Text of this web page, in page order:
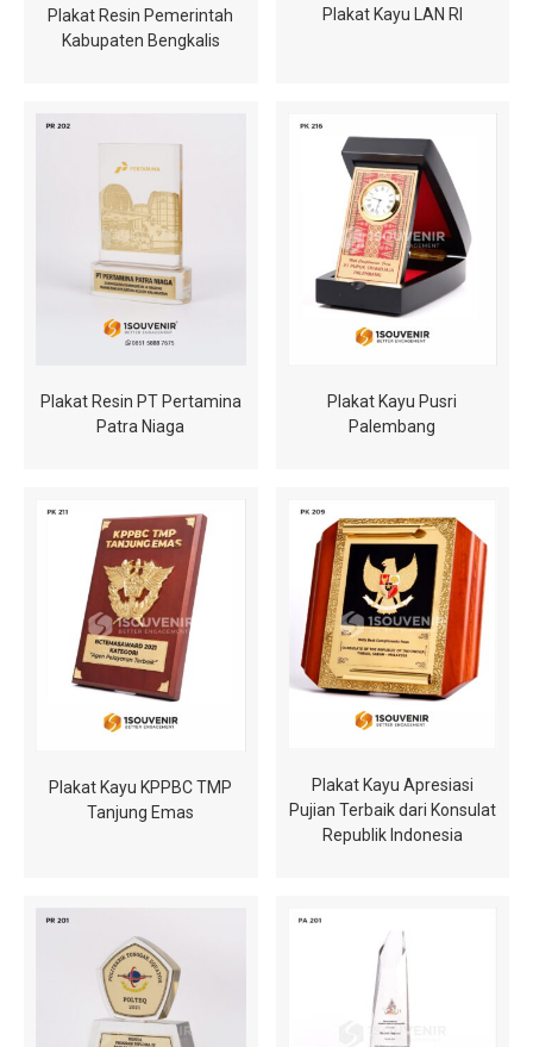
Plakat Resin Pemerintah
Kabupaten Bengkalis
Plakat Kayu LAN RI
Plakat Resin PT Pertamina
Patra Niaga
Plakat Kayu Pusri
Palembang
Plakat Kayu KPPBC TMP
Tanjung Emas
Plakat Kayu Apresiasi
Pujian Terbaik dari Konsulat
Republik Indonesia